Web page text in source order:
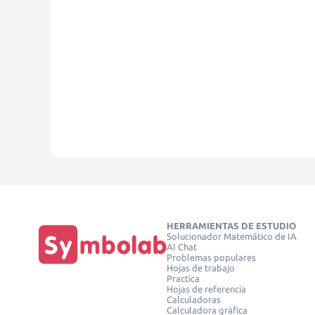
HERRAMIENTAS DE ESTUDIO
Solucionador Matemático de IA
AI Chat
Problemas populares
Hojas de trabajo
Practica
Hojas de referencia
Calculadoras
Calculadora gráfica